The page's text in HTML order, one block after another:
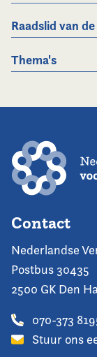
Raadslid van
Thema's
Contact
Nederlandse
Postbus 30435
2500 GK Den
070-373
Stuur ons